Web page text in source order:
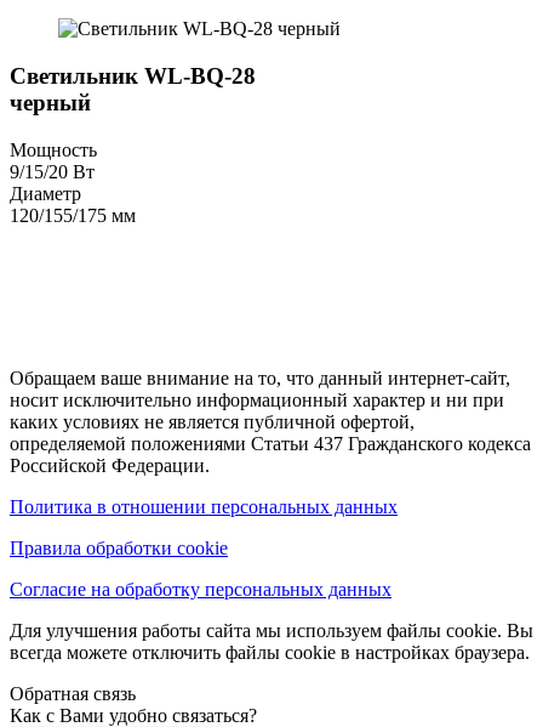
Светильник WL-BQ-28
черный
Мощность
9/15/20 Вт
Диаметр
120/155/175 мм
Обращаем ваше внимание на то, что данный интернет-сайт,
носит исключительно информационный характер и ни при
каких условиях не является публичной офертой,
определяемой положениями Статьи 437 Гражданского кодекса
Российской Федерации.
Политика в отношении персональных данных
Правила обработки cookie
Согласие на обработку персональных данных
Для улучшения работы сайта мы используем файлы cookie. Вы
всегда можете отключить файлы cookie в настройках браузера.
Обратная связь
Как с Вами удобно связаться?